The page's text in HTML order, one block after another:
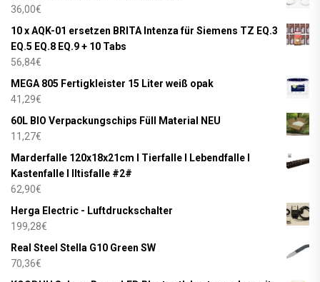
36,00€
10 x AQK-01 ersetzen BRITA Intenza für Siemens TZ EQ.3
EQ.5 EQ.8 EQ.9 + 10 Tabs
56,84€
MEGA 805 Fertigkleister 15 Liter weiß opak
41,29€
60L BIO Verpackungschips Füll Material NEU
11,27€
Marderfalle 120x18x21cm I Tierfalle I Lebendfalle I
Kastenfalle I Iltisfalle #2#
62,90€
Herga Electric - Luftdruckschalter
199,28€
Real Steel Stella G10 Green SW
70,36€